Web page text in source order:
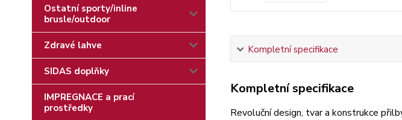
Ostatní sporty/inline
brusle/outdoor
Zdravé lahve
SIDAS doplňky
IMPREGNACE a prací
prostředky
Kompletní specifikace
Kompletní specifikace
Revoluční design, tvar a konstrukce